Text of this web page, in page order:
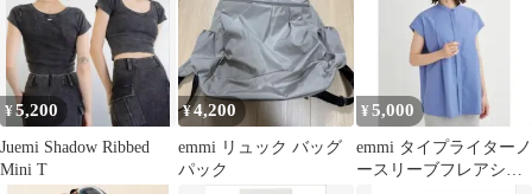
¥5,200
Juemi Shadow Ribbed
Mini T
¥4,200
emmi リュック バッグ
パック
¥ 5,000
emmi タイプライターノ
ースリーブフレアシャ